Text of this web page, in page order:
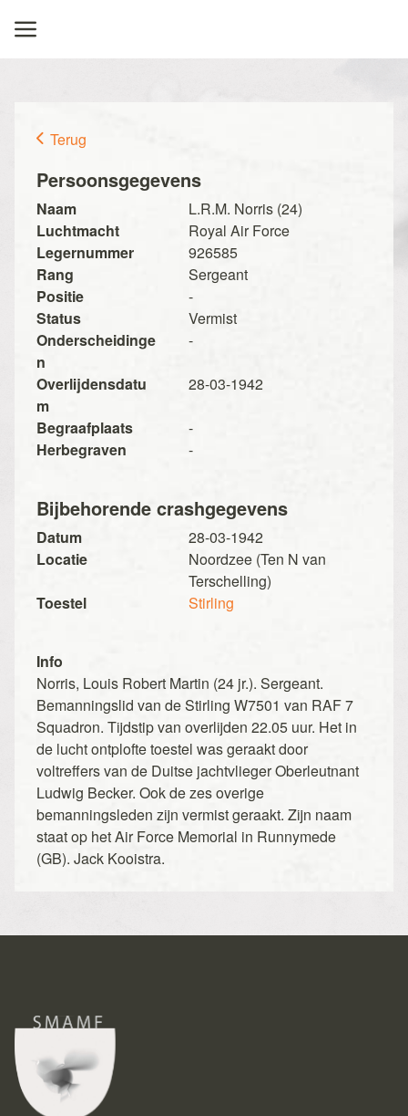
Terug
Persoonsgegevens
Naam
L.R.M. Norris (24)
Luchtmacht
Royal Air Force
Legernummer
926585
Rang
Sergeant
Positie
-
Status
Vermist
Onderscheidinge
n
-
Overlijdensdatu
m
28-03-1942
Begraafplaats
-
Herbegraven
-
Bijbehorende crashgegevens
Datum
28-03-1942
Locatie
Noordzee (Ten N van
Terschelling)
Toestel
Stirling
Info
Norris, Louis Robert Martin (24 jr.). Sergeant.
Bemanningslid van de Stirling W7501 van RAF 7
Squadron. Tijdstip van overlijden 22.05 uur. Het in
de lucht ontplofte toestel was geraakt door
voltreffers van de Duitse jachtvlieger Oberleutnant
Ludwig Becker. Ook de zes overige
bemanningsleden zijn vermist geraakt. Zijn naam
staat op het Air Force Memorial in Runnymede
(GB). Jack Kooistra.